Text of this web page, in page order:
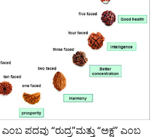
ಎಂಬ ಪದವು “ರುದ್ರ”ಮತ್ತು “ಅಕ್ಷ” ಎಂಬ